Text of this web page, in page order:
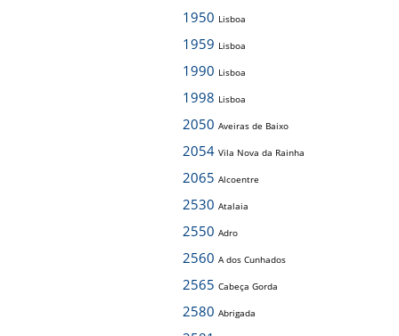
1950 Lisboa
1959 Lisboa
1990 Lisboa
1998 Lisboa
2050 Aveiras de Baixo
2054 Vila Nova da Rainha
2065 Alcoentre
2530 Atalaia
2550 Adro
2560 A dos Cunhados
2565 Cabeça Gorda
2580 Abrigada